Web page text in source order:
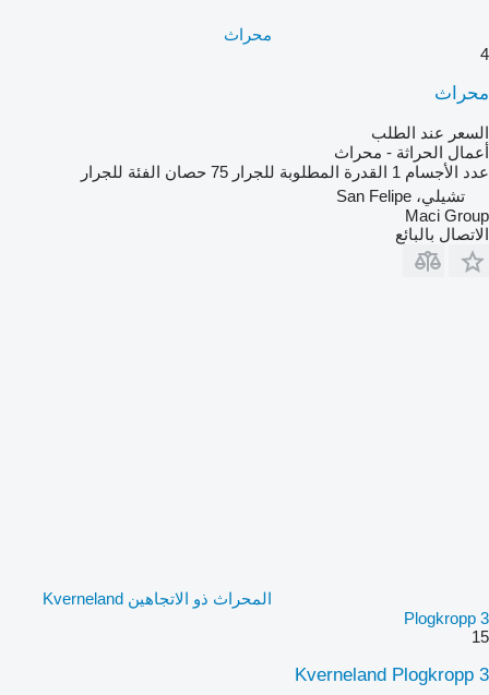
محراث
4
محراث
السعر عند الطلب
أعمال الحراثة - محراث
عدد الأجسام 1 القدرة المطلوبة للجرار 75 حصان الفئة للجرار
تشيلي، San Felipe
Maci Group
الاتصال بالبائع
المحراث ذو الاتجاهين Kverneland
Plogkropp 3
15
Kverneland Plogkropp 3